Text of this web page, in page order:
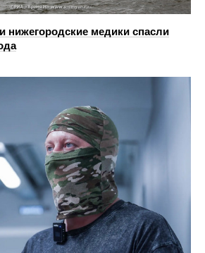
нижегородские медики спасли